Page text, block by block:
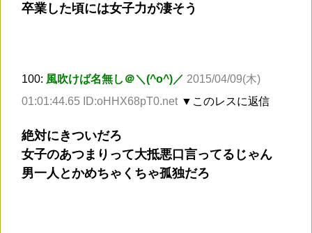
卒業した頃には女子力が凄そう
100: 風吹けば名無し＠＼(^o^)／ 2015/04/09(木)
01:01:44.65 ID:oHHX68pT0.net ▼このレスに返信
絶対にきついだろ
女子のあつまりって大抵悪口言ってるじゃん
男一人とかめちゃくちゃ孤独だろ